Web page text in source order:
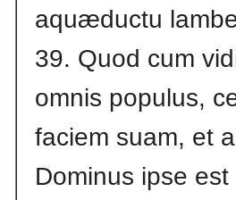
aquæductu
39. Quod cum
omnis populus,
faciem suam, et
Dominus ipse est